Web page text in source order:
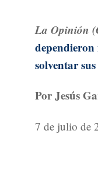
La Opinión
solventar
Por Jesús
7 de julio de